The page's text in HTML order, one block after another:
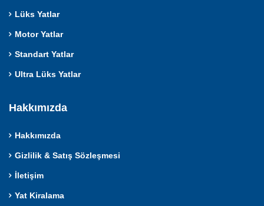
Lüks Yatlar
Motor Yatlar
Standart Yatlar
Ultra Lüks Yatlar
Hakkımızda
Hakkımızda
Gizlilik & Satış Sözleşmesi
İletişim
Yat Kiralama